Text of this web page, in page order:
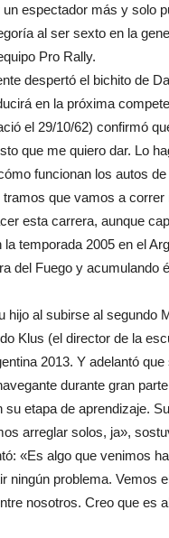
espectador más y solo
al ser sexto en la
Pro Rally.
despertó el bichito de
en la próxima
el 29/10/62) confirmó
que me quiero dar. Lo
funcionan los autos
que vamos a correr
esta carrera, aunque
temporada 2005 en el
del Fuego y acumulando
hijo al subirse al segundo
Klus (el director de la
2013. Y adelantó que
durante gran
etapa de aprendizaje.
arreglar solos, ja»,
«Es algo que venimos
ningún problema. Vemos
nosotros. Creo que es